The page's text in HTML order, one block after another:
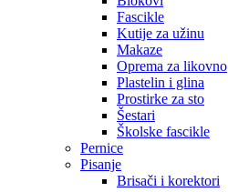
Fascikle
Kutije za užinu
Makaze
Oprema za likovno
Plastelin i glina
Prostirke za sto
Šestari
Školske fascikle
Pernice
Pisanje
Brisači i korektori